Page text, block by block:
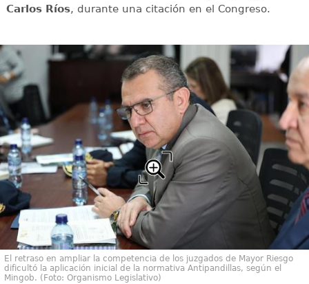
Carlos Ríos, durante una citación en el Congreso.
El retraso en ampliar la competencia de los juzgados de Mayor Riesgo
dificultó la aplicación inicial de la normativa Antipandillas, según el
Mingob. (Foto: Organismo Legislativo)